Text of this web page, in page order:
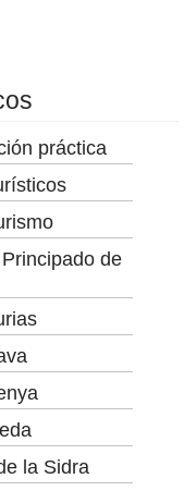
práctica
Principado de
la Sidra